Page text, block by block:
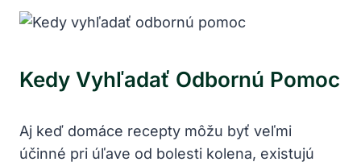
Kedy Vyhľadať Odbornú Pomoc
Aj keď domáce recepty môžu byť veľmi
účinné pri úľave od bolesti kolena, existujú